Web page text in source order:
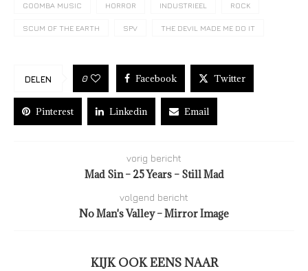
GOOMBA MUSIC HORROR INDUSTRIEEL ROCK
SCUM OF THE EARTH SPV THE DEVIL MADE ME DO IT
DELEN 0 Facebook Twitter
Pinterest Linkedin Email
vorig bericht
Mad Sin – 25 Years – Still Mad
volgend bericht
No Man's Valley – Mirror Image
KIJK OOK EENS NAAR